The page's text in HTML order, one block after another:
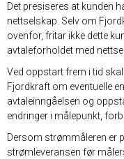
Det presiseres at kunden
nettselskap. Selv om
ovenfor, fritar ikke dette
avtaleforholdet med
Ved oppstart frem i tid
Fjordkraft om eventuelle
avtaleinngåelsen og
endringer i målepunkt,
Dersom strømmåleren er
strømleveransen før